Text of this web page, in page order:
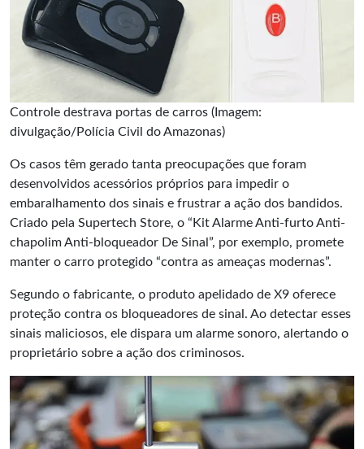
Controle destrava portas de carros (Imagem:
divulgação/Polícia Civil do Amazonas)
Os casos têm gerado tanta preocupações que foram
desenvolvidos acessórios próprios para impedir o
embaralhamento dos sinais e frustrar a ação dos bandidos.
Criado pela Supertech Store, o “Kit Alarme Anti-furto Anti-
chapolim Anti-bloqueador De Sinal”, por exemplo, promete
manter o carro protegido “contra as ameaças modernas”.
Segundo o fabricante, o produto apelidado de X9 oferece
proteção contra os bloqueadores de sinal. Ao detectar esses
sinais maliciosos, ele dispara um alarme sonoro, alertando o
proprietário sobre a ação dos criminosos.